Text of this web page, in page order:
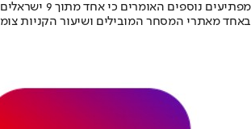
מפתיעים נוספים
באחד מאתרי המסחר המובילים ושיעור הקניות